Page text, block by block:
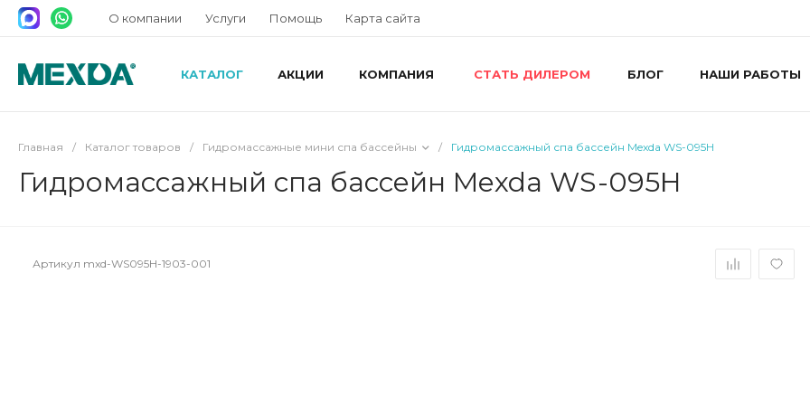
О компании Услуги Помощь Карта сайта
КАТАЛОГ АКЦИИ КОМПАНИЯ СТАТЬ ДИЛЕРОМ БЛОГ НАШИ РАБОТЫ
Главная / Каталог товаров / Гидромассажные мини спа бассейны / Гидромассажный спа бассейн Mexda WS-095H
Гидромассажный спа бассейн Mexda WS-095H
Артикул mxd-WS095H-1903-001